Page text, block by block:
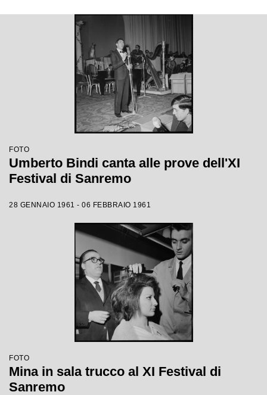
FOTO
Umberto Bindi canta alle prove dell'XI
Festival di Sanremo
28 GENNAIO 1961 - 06 FEBBRAIO 1961
FOTO
Mina in sala trucco al XI Festival di
Sanremo